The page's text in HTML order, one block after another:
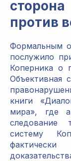
против
Формальным
послужило
Коперника о
Объективная
книги
мира», где
следование
систему